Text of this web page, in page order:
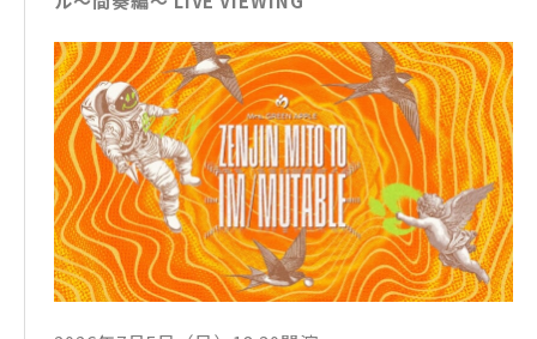
・その他一般店：ポストカード2種セット
通常盤【Blu-ray】/【2DVD】
MGA MAGICAL 10 YEARS ANNIVERSARY LIVE ～FJORD～ ON
SCREEN
・UNIVERSAL MUSIC STORE／Mrs. GREEN APPLE OFFICIAL
STORE：タペストリー(FJORD ver.)
・タワーレコード：クリアポーチ(FJORD ver.)
・HMV：エコバッグ(FJORD ver.)
・TSUTAYA：A4クリアファイル(FJORD ver.)
・Amazon：ICカードステッカー(FJORD ver.)
・楽天ブックス：スマホショルダー(FJORD ver.)
・セブンネットショッピング：サコッシュ(FJORD ver.)
・その他一般店：ポストカード(FJORD ver.)